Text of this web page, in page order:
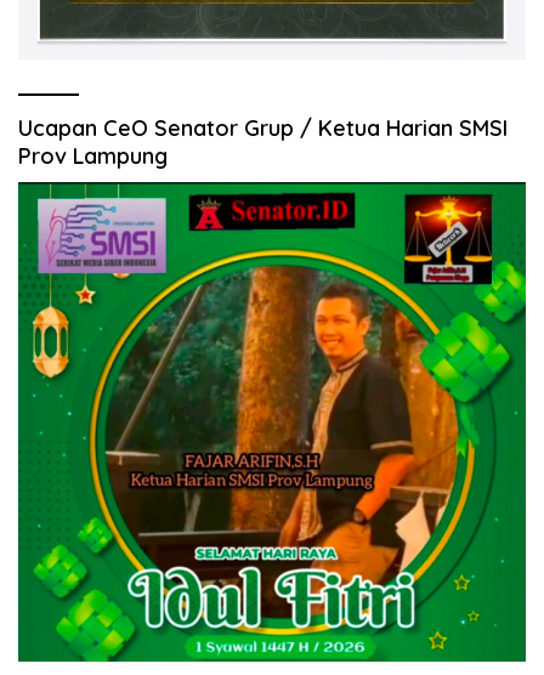
Ucapan CeO Senator Grup / Ketua Harian SMSI
Prov Lampung